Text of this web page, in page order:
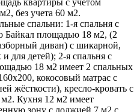
квартиры с учетом
без учета 60 м2.
спальни: 1-я спальня с
Байкал площадью 18 м2, (2
диван) с шикарной,
для детей); 2-я спальня с
18 м2 имеет 2 спальных
кокосовый матрас с
жёсткости), кресло-кровать с
Кухня 12 м2 имеет
зону с лоджией 7 м2 с